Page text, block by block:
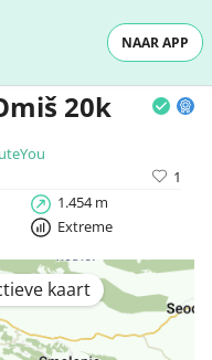
NAAR APP
20k
1
1.454 m
Extreme
kaart